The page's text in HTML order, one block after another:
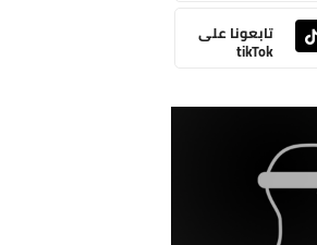
تابعونا على
tikTok